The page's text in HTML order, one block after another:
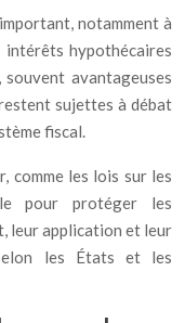
notamment à
hypothécaires
avantageuses
sujettes à débat
fiscal.
comme les lois sur les
pour protéger les
leur application et leur
les États et les